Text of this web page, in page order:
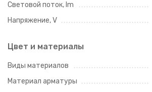
Световой поток, lm
Напряжение, V
Цвет и материалы
Виды материалов
Материал арматуры